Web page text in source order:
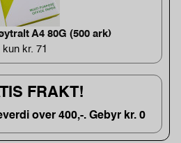
A4 80G (500 ark)
kun kr. 71
FRAKT!
over 400,-. Gebyr kr. 0